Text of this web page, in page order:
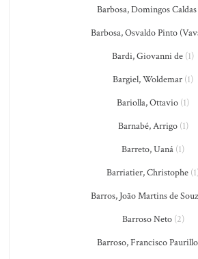
Barbosa, Domingos Caldas
Barbosa, Osvaldo Pinto
Bardi, Giovanni de (1)
Bargiel, Woldemar (1)
Bariolla, Ottavio (1)
Barnabé, Arrigo(1)
Barreto, Uaná (1)
Barriatier, Christophe
Barros, João Martins de
Barroso Neto(2)
Barroso, Francisco Paurillo